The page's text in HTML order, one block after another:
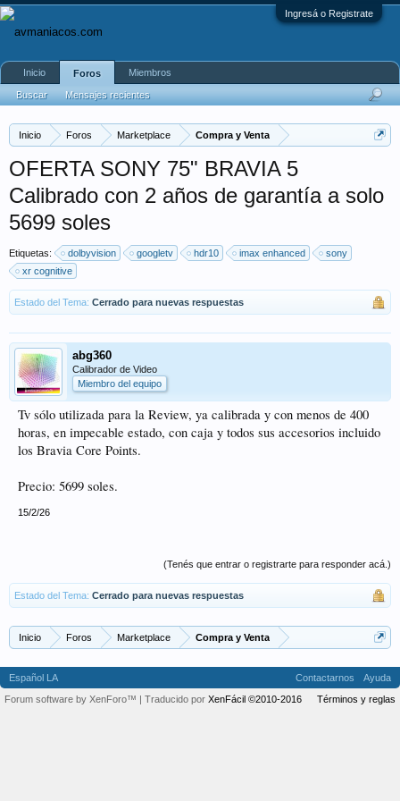
Ingresá o Registrate
Inicio Foros Marketplace Compra y Venta
OFERTA SONY 75" BRAVIA 5
Calibrado con 2 años de garantía a solo
5699 soles
Etiquetas: dolbyvision googletv hdr10 imax enhanced
sony
xr cognitive
Estado del Tema: Cerrado para nuevas respuestas
abg360
Calibrador de Video
Miembro del equipo
Tv sólo utilizada para la Review, ya calibrada y con menos de 400
horas, en impecable estado, con caja y todos sus accesorios incluido
los Bravia Core Points.
Precio: 5699 soles.
15/2/26
(Tenés que entrar o registrarte para responder acá.)
Estado del Tema: Cerrado para nuevas respuestas
Inicio Foros Marketplace Compra y Venta
Inicio
Foros
Buscar
Mensajes recientes
Miembros
Español LA Contactarnos
Ayuda
Términos y reglas
Forum software by XenForo™ | Traducido por XenFácil ©2010-2016